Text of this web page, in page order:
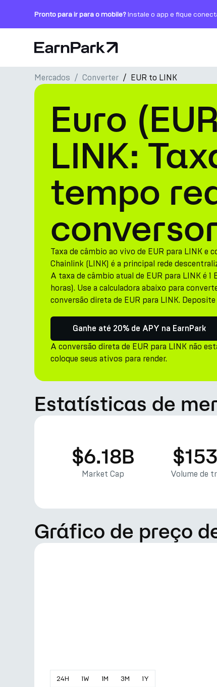
Pronto para ir para o mobile?Instale o app e fique
Página Inicial
Produtos
Mercados
Calculadoras
PARK Token
Recursos
Empresa
Mercados Converter EUR to LINK
Euro
LINK:
tempo
Taxa de câmbio ao vivo de EUR para LINK e
Chainlink (LINK) é a principal rede
A taxa de câmbio atual de EUR para LINK é
horas). Use a calculadora abaixo para
conversão direta de EUR para LINK.
Ganhe até 20% de APY na EarnPark
A conversão direta de EUR para LINK não
coloque seus ativos para render.
Estatísticas de
$6.18B
Market Cap Volume de
Gráfico de preço
24H 1W 1M 3M 1Y